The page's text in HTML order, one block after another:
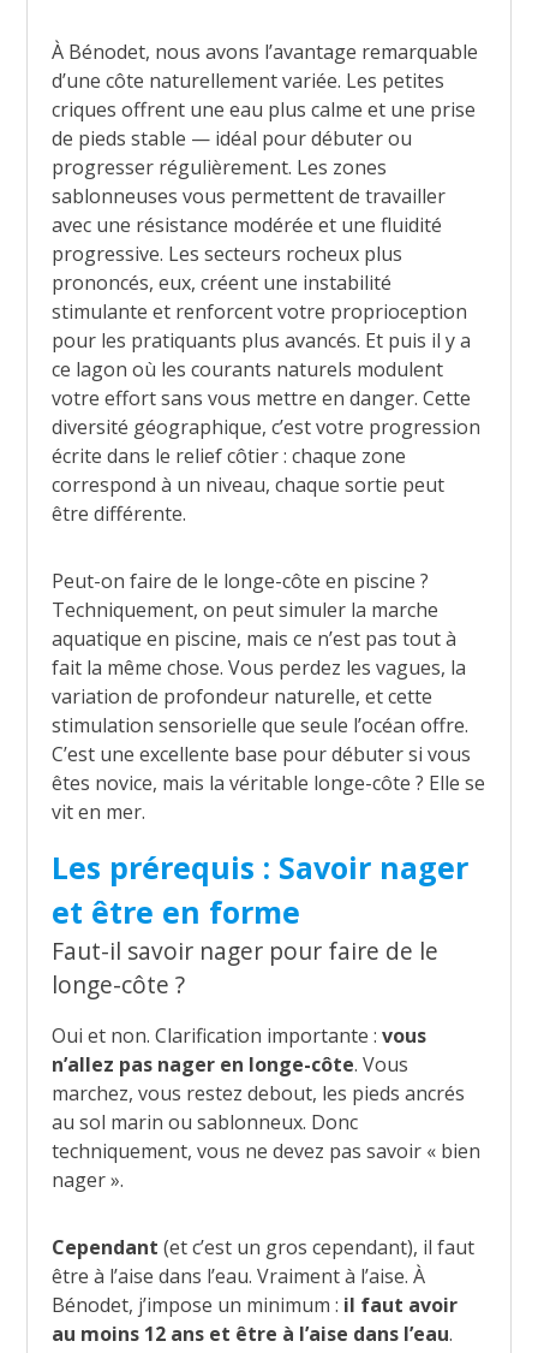
À Bénodet, nous avons l’avantage remarquable
d’une côte naturellement variée. Les petites
criques offrent une eau plus calme et une prise
de pieds stable — idéal pour débuter ou
progresser régulièrement. Les zones
sablonneuses vous permettent de travailler
avec une résistance modérée et une fluidité
progressive. Les secteurs rocheux plus
prononcés, eux, créent une instabilité
stimulante et renforcent votre proprioception
pour les pratiquants plus avancés. Et puis il y a
ce lagon où les courants naturels modulent
votre effort sans vous mettre en danger. Cette
diversité géographique, c’est votre progression
écrite dans le relief côtier : chaque zone
correspond à un niveau, chaque sortie peut
être différente.
Peut-on faire de le longe-côte en piscine ?
Techniquement, on peut simuler la marche
aquatique en piscine, mais ce n’est pas tout à
fait la même chose. Vous perdez les vagues, la
variation de profondeur naturelle, et cette
stimulation sensorielle que seule l’océan offre.
C’est une excellente base pour débuter si vous
êtes novice, mais la véritable longe-côte ? Elle se
vit en mer.
Les prérequis : Savoir nager
et être en forme
Faut-il savoir nager pour faire de le
longe-côte ?
Oui et non. Clarification importante :vous
n’allez pas nager en longe-côte. Vous
marchez, vous restez debout, les pieds ancrés
au sol marin ou sablonneux. Donc
techniquement, vous ne devez pas savoir « bien
nager ».
Cependant (et c’est un gros cependant), il faut
être à l’aise dans l’eau. Vraiment à l’aise. À
Bénodet, j’impose un minimum : il faut avoir
au moins 12 ans et être à l’aise dans l’eau.